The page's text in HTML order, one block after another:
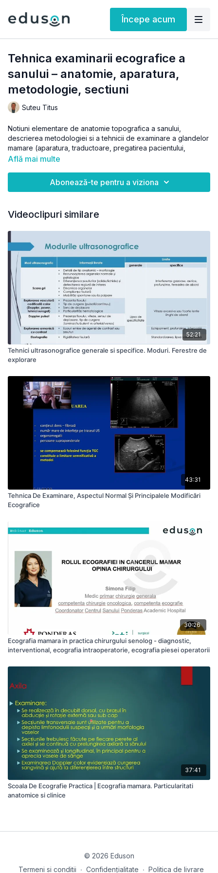
Începe acum
Tehnica examinarii ecografice a
sanului – anatomie, aparatura,
metodologie, sectiuni
Suteu Titus
Notiuni elementare de anatomie topografica a sanului,
descrierea metodologiei si a tehnicii de examinare a glandelor
mamare (aparatura, traductoare, pregatirea pacientului,
sectiuni tipizate); elemente de semiologie a formatiunilor
Puteti gasi acest material inwebinarul Ultrasonografia mamara
Află mai multe
Abonează-te pentru a viziona
Videoclipuri similare
52:21
Tehnici ultrasonografice generale si specifice. Moduri. Ferestre de
explorare
43:31
Tehnica De Examinare, Aspectul Normal Și Principalele Modificări
Ecografice
30:26
Ecografia mamara in practica chirurgului senolog - diagnostic,
interventional, ecografia intraoperatorie, ecografia piesei operatorii
37:41
Scoala De Ecografie Practica | Ecografia mamara. Particularitati
anatomice si clinice
© 2026 Eduson
Termeni si conditii ∙ Confidențialitate ∙ Politica de livrare